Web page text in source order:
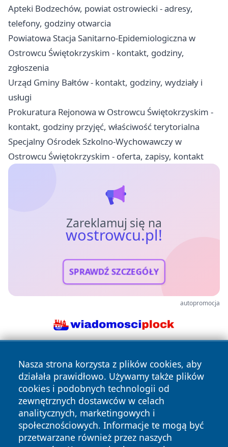
Apteki Bodzechów, powiat ostrowiecki - adresy,
telefony, godziny otwarcia
Powiatowa Stacja Sanitarno-Epidemiologiczna w
Ostrowcu Świętokrzyskim - kontakt, godziny,
zgłoszenia
Urząd Gminy Bałtów - kontakt, godziny, wydziały i
usługi
Prokuratura Rejonowa w Ostrowcu Świętokrzyskim -
kontakt, godziny przyjęć, właściwość terytorialna
Specjalny Ośrodek Szkolno-Wychowawczy w
Ostrowcu Świętokrzyskim - oferta, zapisy, kontakt
Zareklamuj się na
wostrowcu.pl!
SPRAWDŹ SZCZEGÓŁY
autopromocja
Nasza strona korzysta z plików cookies, aby
działała prawidłowo. Używamy także plików
cookies i podobnych technologii od
zewnętrznych dostawców w celach
analitycznych, marketingowych i
społecznościowych. Informacje te mogą być
przetwarzane również przez naszych
Copyright © 2026 wostrowcu.pl Wszystkie prawa zastrzeżone.